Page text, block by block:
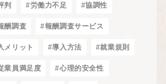
判 #労働力不足 #協調性
酬調査 #報酬調査サービス
メリット #導入方法 #就業規則
業員満足度 #心理的安全性